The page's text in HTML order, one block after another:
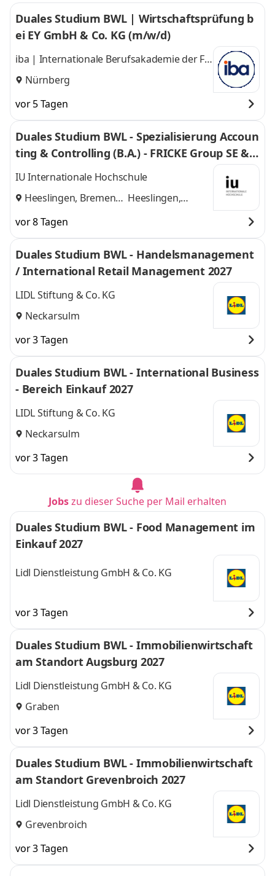
Duales Studium BWL | Wirtschaftsprüfung b
ei EY GmbH & Co. KG (m/w/d)
iba | Internationale Berufsakademie der F +
U Unternehmensgruppe gGmbH
Nürnberg
vor 5 Tagen
Duales Studium BWL - Spezialisierung Accoun
ting & Controlling (B.A.) - FRICKE Group SE & C
o. KG
IU Internationale Hochschule
Heeslingen, Bremen
Heeslingen,
vor 8 Tagen
Duales Studium BWL - Handelsmanagement
/ International Retail Management 2027
LIDL Stiftung & Co. KG
Neckarsulm
vor 3 Tagen
Duales Studium BWL - International Business
- Bereich Einkauf 2027
LIDL Stiftung & Co. KG
Neckarsulm
vor 3 Tagen
Jobszu dieser Suche per Mail erhalten
Duales Studium BWL - Food Management im
Einkauf 2027
Lidl Dienstleistung GmbH & Co. KG
vor 3 Tagen
Duales Studium BWL - Immobilienwirtschaft
am Standort Augsburg 2027
Lidl Dienstleistung GmbH & Co. KG
Graben
vor 3 Tagen
Duales Studium BWL - Immobilienwirtschaft
am Standort Grevenbroich 2027
Lidl Dienstleistung GmbH & Co. KG
Grevenbroich
vor 3 Tagen